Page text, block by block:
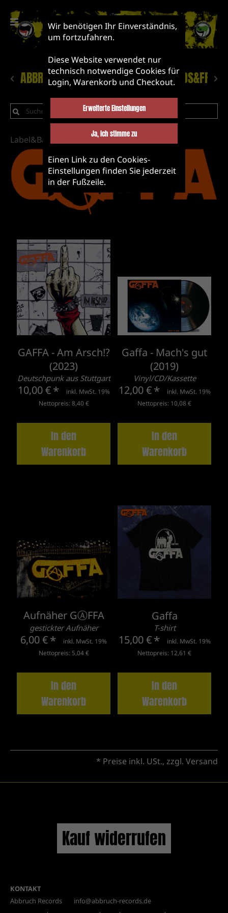
ABBRUCH! NEUHEITEN
Label&Bands&Friends
GAFFA
GAFFA - Am Arsch!?
(2023)
Deutschpunk aus Stuttgart
10,00 € *
inkl. MwSt. 19%
Nettopreis: 8,40 €
In den
Warenkorb
Gaffa - Mach's gut
(2019)
Vinyl/CD/Kassette
12,00 € *
inkl. MwSt. 19%
Nettopreis: 10,08 €
In den
Warenkorb
Aufnäher GⒶFFA
gestickter Aufnäher
6,00 €*
inkl. MwSt. 19%
Nettopreis: 5,04 €
In den
Warenkorb
Gaffa
T-shirt
15,00 € *
inkl. MwSt. 19%
Nettopreis: 12,61 €
In den
Warenkorb
* Preise inkl. USt., zzgl. Versand
Kauf widerrufen
KONTAKT
Abbruch Records
info@abbruch-records.de
Wir benötigen Ihr Einverständnis,
um fortzufahren.
Diese Website verwendet nur
technisch notwendige Cookies für
Login, Warenkorb und Checkout.
Erweiterte Einstellungen
Ja, ich stimme zu
Einen Link zu den Cookies-
Einstellungen finden Sie jederzeit
in der Fußzeile.